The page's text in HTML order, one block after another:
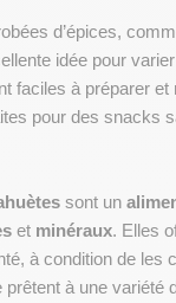
d’épices,
idée pour
pour des snacks
sont un
et minéraux
à condition de les
prêtent à une variété